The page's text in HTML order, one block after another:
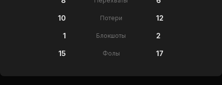
10 Потери 12
1 Блокшоты 2
15 Фолы 17